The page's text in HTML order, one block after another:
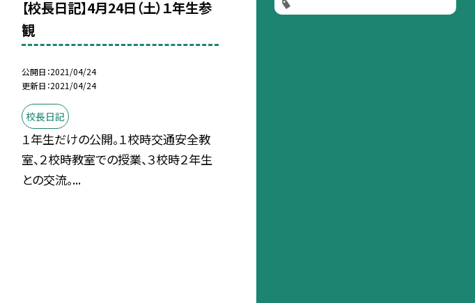
【校長日記】4月24日（土）１年生参
観
公開日 2021/04/24
更新日 2021/04/24
校長日記
１年生だけの公開。１校時交通安全教
室、２校時教室での授業、３校時２年生
との交流。...